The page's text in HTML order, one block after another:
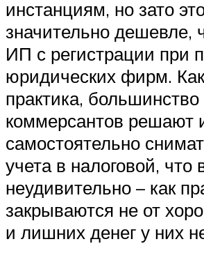
инстанциям, но зато
значительно дешевле,
ИП с регистрации при
юридических фирм.
практика,
коммерсантов решают
самостоятельно
учета в налоговой,
неудивительно – как
закрываются не от
и лишних денег у них